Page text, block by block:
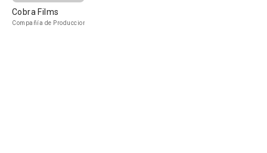
Cobra Films
Compañía de Produccion